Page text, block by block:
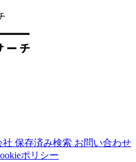
社 保存済み検索 お問い合わせ
ポリシー